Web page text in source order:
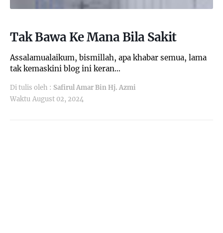
Tak Bawa Ke Mana Bila Sakit
Assalamualaikum, bismillah, apa khabar semua, lama
tak kemaskini blog ini keran…
Di tulis oleh : Safirul Amar Bin Hj. Azmi
Waktu August 02, 2024